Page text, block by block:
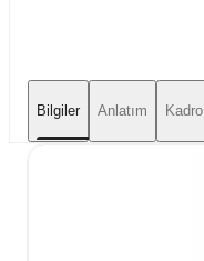
Bilgiler Anlatım Kadro